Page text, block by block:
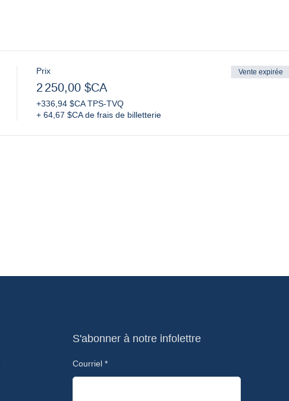
Prix
2 250,00 $CA
+336,94 $CA TPS-TVQ
+ 64,67 $CA de frais de billetterie
Vente expirée
S'abonner à notre infolettre
Courriel